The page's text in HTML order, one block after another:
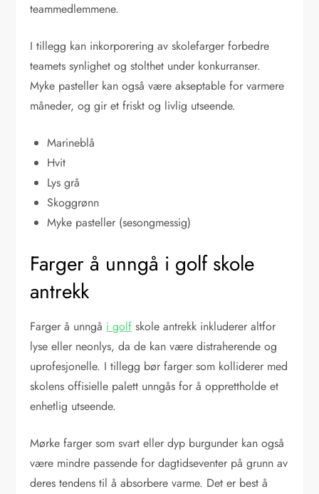
teammedlemmene.
I tillegg kan inkorporering av skolefarger forbedre
teamets synlighet og stolthet under konkurranser.
Myke pasteller kan også være akseptable for varmere
måneder, og gir et friskt og livlig utseende.
Marineblå
Hvit
Lys grå
Skoggrønn
Myke pasteller (sesongmessig)
Farger å unngå i golf skole
antrekk
Farger å unngå i golf skole antrekk inkluderer altfor
lyse eller neonlys, da de kan være distraherende og
uprofesjonelle. I tillegg bør farger som kolliderer med
skolens offisielle palett unngås for å opprettholde et
enhetlig utseende.
Mørke farger som svart eller dyp burgunder kan også
være mindre passende for dagtidseventer på grunn av
deres tendens til å absorbere varme. Det er best å